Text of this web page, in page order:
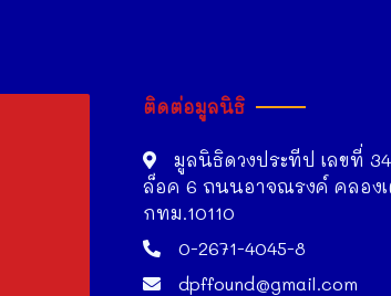
ติดต่อมูลนิธิ
มูลนิธิดวงประทีป เลขที่ 34
ล็อค 6 ถนนอาจณรงค์ คลอง
กทม.10110
0-2671-4045-8
dpffound@gmail.com